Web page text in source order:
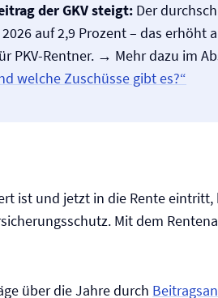
der GKV steigt: Der
auf 2,9 Prozent – das erhöht
PKV-Rentner. → Mehr dazu im
welche Zuschüsse gibt es?“
ist und jetzt in die Rente
Mit dem
über die Jahre durch